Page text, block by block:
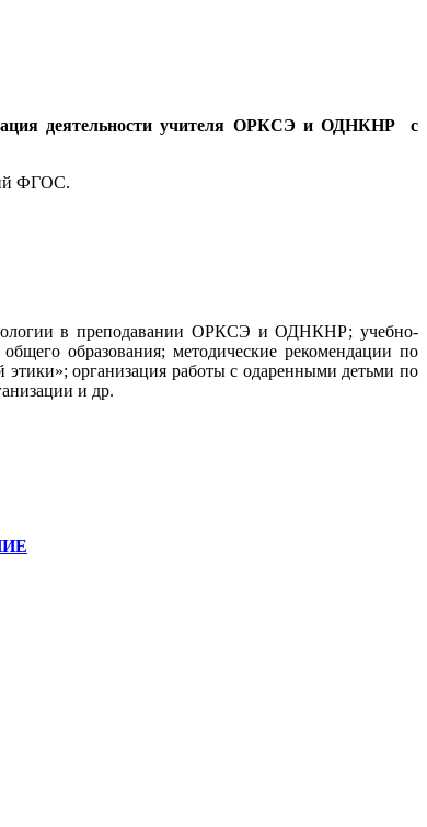
деятельности учителя ОРКСЭ и ОДНКНР с
ФГОС.
в преподавании ОРКСЭ и ОДНКНР; учебно-
образования; методические рекомендации по
организация работы с одаренными детьми по
и др.